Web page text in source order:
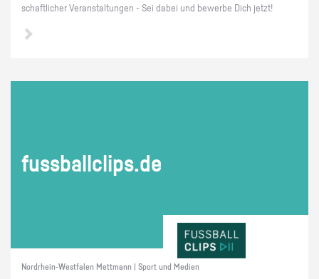
schaft­li­cher Ver­an­stal­tun­gen - Sei dabei und be­wer­be Dich jetzt!
fuss­ball­clips.de
Nordrhein-Westfalen Mettmann | Sport und Medien